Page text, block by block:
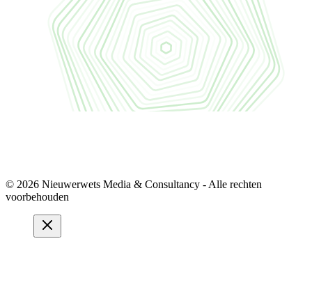
© 2026 Nieuwerwets Media & Consultancy - Alle rechten
voorbehouden